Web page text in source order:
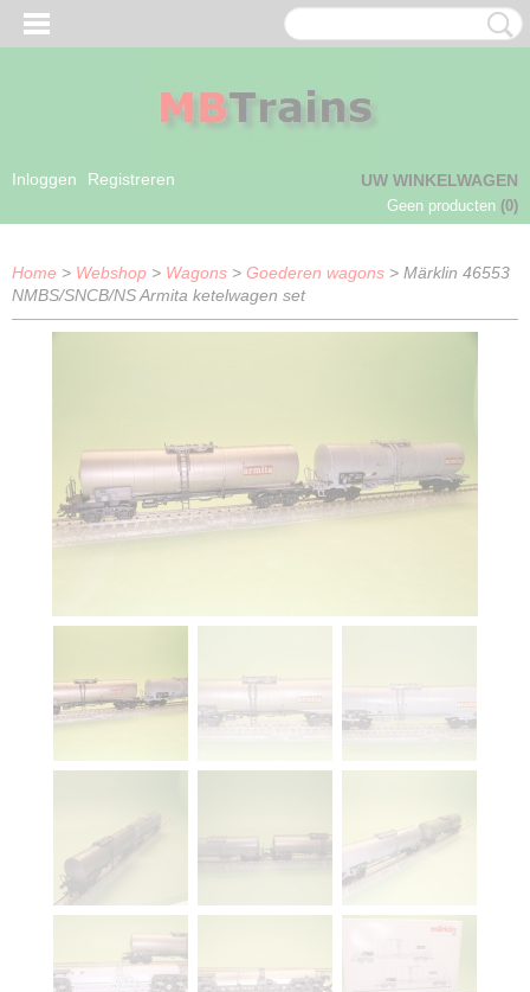
Inloggen Registreren UW WINKELWAGEN
Geen producten (0)
Home > Webshop > Wagons > Goederen wagons > Märklin 46553
NMBS/SNCB/NS Armita ketelwagen set